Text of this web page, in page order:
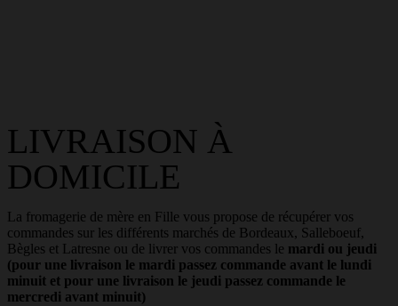
LIVRAISON À
DOMICILE
La fromagerie de mère en Fille vous propose de récupérer vos
commandes sur les différents marchés de Bordeaux, Salleboeuf,
Bègles et Latresne ou de livrer vos commandes le mardi ou jeudi
(pour une livraison le mardi passez commande avant le lundi
minuit et pour une livraison le jeudi passez commande le
mercredi avant minuit)